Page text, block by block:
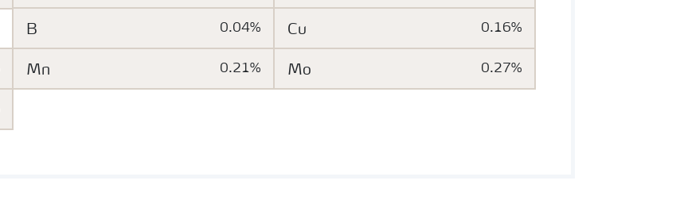
B 0.04% Cu 0.16%
Mn 0.21% Mo 0.27%